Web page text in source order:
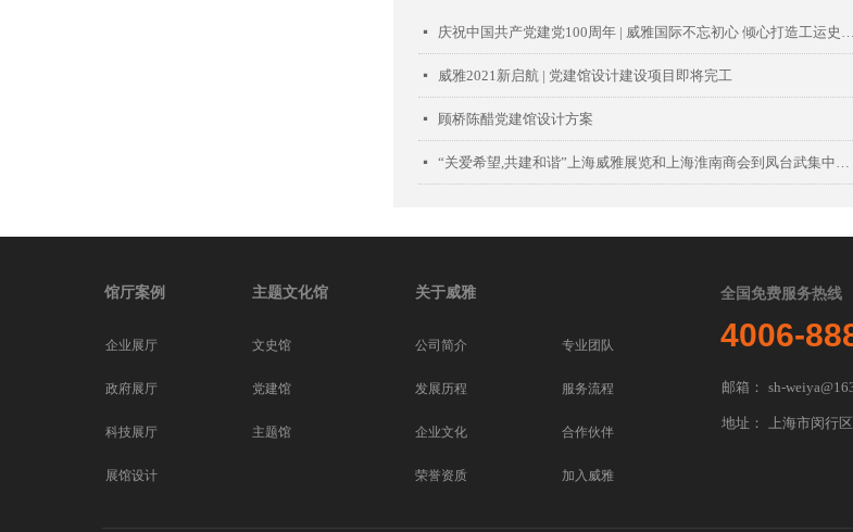
넷 庆祝中国共产党建党100周年 | 威雅国际不忘初心 倾心打造工运史陈列馆项目落成开幕
넷 威雅2021新启航 | 党建馆设计建设项目即将完工
넷 顾桥陈醋党建馆设计方案
넷 “关爱希望,共建和谐”上海威雅展览和上海淮南商会到凤台武集中学慰问
全国免费服务热线
4006-
馆厅案例
企业展厅
政府展厅
科技展厅
展馆设计
文史馆
党建馆
主题馆
主题文化馆
公司简介
发展历程
企业文化
荣誉资质
关于威雅
专业团队
服务流程
合作伙伴
加入威雅
邮箱： sh-
地址： 上海市闵行